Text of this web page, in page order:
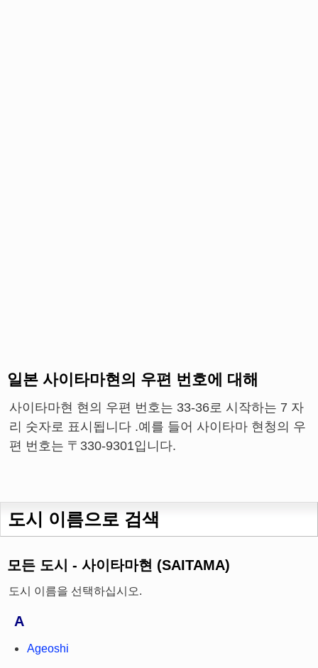
일본 사이타마현의 우편 번호에 대해
사이타마현 현의 우편 번호는 33-36로 시작하는 7 자
리 숫자로 표시됩니다 .예를 들어 사이타마 현청의 우
편 번호는 〒330-9301입니다.
도시 이름으로 검색
모든 도시 - 사이타마현 (SAITAMA)
도시 이름을 선택하십시오.
A
Ageoshi